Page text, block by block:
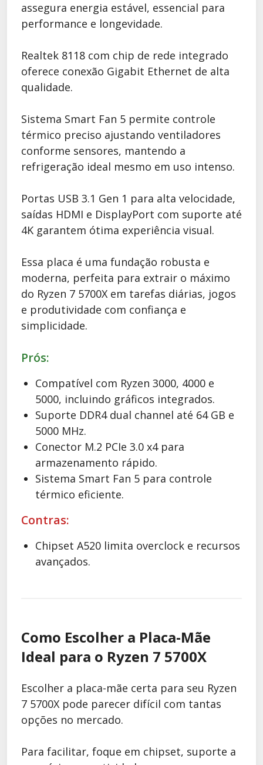
assegura energia estável, essencial para
performance e longevidade.
Realtek 8118 com chip de rede integrado
oferece conexão Gigabit Ethernet de alta
qualidade.
Sistema Smart Fan 5 permite controle
térmico preciso ajustando ventiladores
conforme sensores, mantendo a
refrigeração ideal mesmo em uso intenso.
Portas USB 3.1 Gen 1 para alta velocidade,
saídas HDMI e DisplayPort com suporte até
4K garantem ótima experiência visual.
Essa placa é uma fundação robusta e
moderna, perfeita para extrair o máximo
do Ryzen 7 5700X em tarefas diárias, jogos
e produtividade com confiança e
simplicidade.
Prós:
Compatível com Ryzen 3000, 4000 e
5000, incluindo gráficos integrados.
Suporte DDR4 dual channel até 64 GB e
5000 MHz.
Conector M.2 PCIe 3.0 x4 para
armazenamento rápido.
Sistema Smart Fan 5 para controle
térmico eficiente.
Contras:
Chipset A520 limita overclock e recursos
avançados.
Como Escolher a Placa-Mãe
Ideal para o Ryzen 7 5700X
Escolher a placa-mãe certa para seu Ryzen
7 5700X pode parecer difícil com tantas
opções no mercado.
Para facilitar, foque em chipset, suporte a